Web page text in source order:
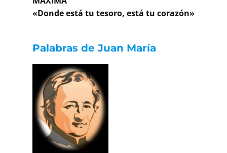
«Donde está tu tesoro, está tu corazón»
Palabras de Juan María